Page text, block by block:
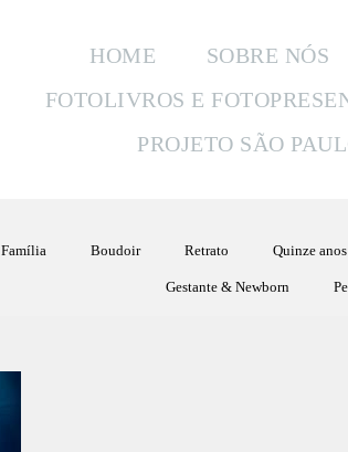
HOME SOBRE NÓS
FOTOLIVROS E
PROJETO SÃO
Família Boudoir Retrato Quinze anos
Gestante & Newborn